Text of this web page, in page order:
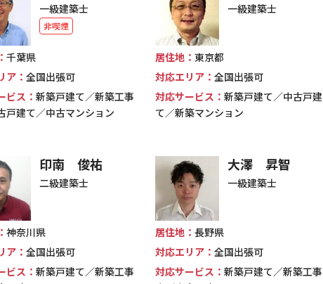
一級建築士
非喫煙
千葉県
ア： 全国出張可
ビス： 新築戸建て／新築工事
戸建て／中古マンション
一級建築士
居住地： 東京都
対応エリア： 全国出張可
対応サービス： 新築戸建て／中古戸建
て／新築マンション
印南 俊祐
二級建築士
神奈川県
ア： 全国出張可
ビス： 新築戸建て／新築工事
大澤 昇智
一級建築士
居住地： 長野県
対応エリア： 全国出張可
対応サービス： 新築戸建て／新築工事